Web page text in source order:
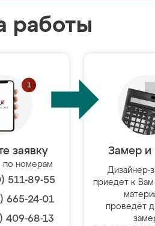
работы
заявку
по номерам
511-89-55
665-24-01
409-68-13
Замер и
Дизайнер-
приедет к Вам
проведёт